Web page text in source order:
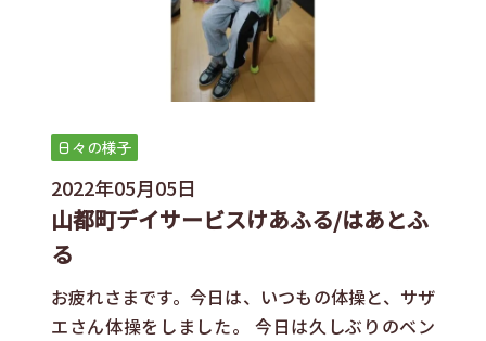
日々の様子
2022年05月05日
山都町デイサービスけあふる/はあとふ
る
お疲れさまです。今日は、いつもの体操と、サザ
エさん体操をしました。 今日は久しぶりのベン